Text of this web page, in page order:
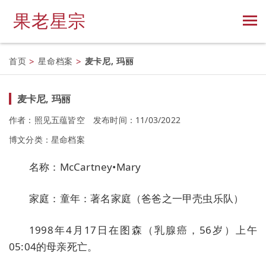
果老星宗
首页 > 星命档案 > 麦卡尼, 玛丽
麦卡尼, 玛丽
作者：照见五蕴皆空
发布时间：11/03/2022
博文分类： 星命档案
名称：McCartney•Mary
家庭：童年：著名家庭（爸爸之一甲壳虫乐队）
1998年4月17日在图森（乳腺癌，56岁）上午
05:04的母亲死亡。